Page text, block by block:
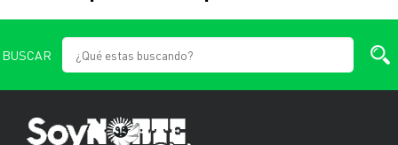
BUSCAR